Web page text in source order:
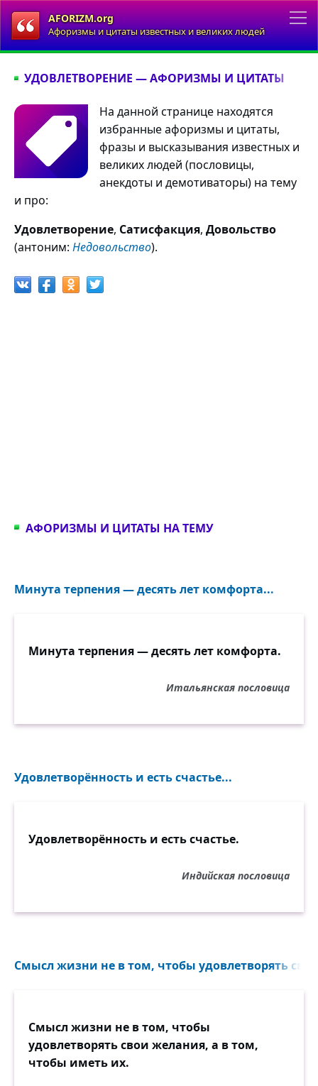
AFORIZM.org
Афоризмы и цитаты известных и великих людей
УДОВЛЕТВОРЕНИЕ — АФОРИЗМЫ И ЦИТАТЫ
На данной странице находятся
избранные афоризмы и цитаты,
фразы и высказывания известных и
великих людей (пословицы,
анекдоты и демотиваторы) на тему
и про:
Удовлетворение, Сатисфакция, Довольство
(антоним: Недовольство).
АФОРИЗМЫ И ЦИТАТЫ НА ТЕМУ
Минута терпения — десять лет комфорта...
Минута терпения — десять лет комфорта.
Итальянская пословица
Удовлетворённость и есть счастье...
Удовлетворённость и есть счастье.
Индийская пословица
Смысл жизни не в том, чтобы удовлетворять
Смысл жизни не в том, чтобы
удовлетворять свои желания, а в том,
чтобы иметь их.